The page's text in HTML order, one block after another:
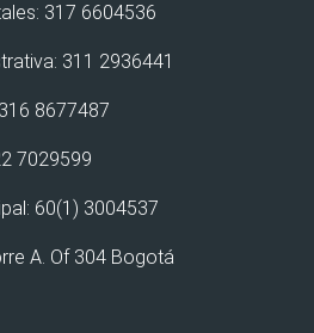
317 6604536
311 2936441
8677487
7029599
60(1) 3004537
A. Of 304 Bogotá